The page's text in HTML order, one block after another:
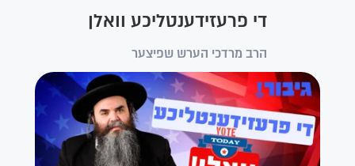
די פרעזידענטליכע וואלן
הרב מרדכי הערש שפיצער